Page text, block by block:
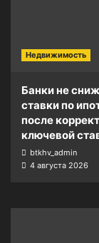
Недвижимость
Банки не
ставки по
после
ключевой
btkhv_admin
4 августа 2026